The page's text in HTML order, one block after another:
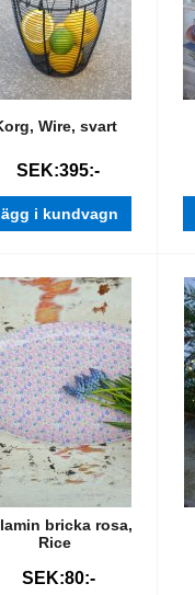
Wire, svart
SEK:395:-
i kundvagn
bricka rosa,
Rice
SEK:80:-